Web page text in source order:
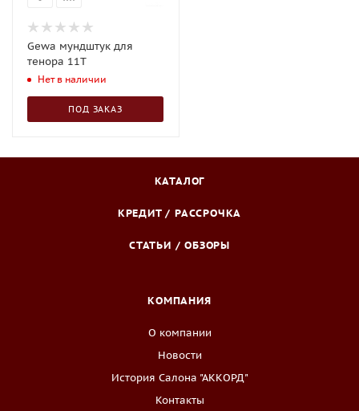
Gewa мундштук для
тенора 11Т
Нет в наличии
ПОД ЗАКАЗ
КАТАЛОГ
КРЕДИТ / РАССРОЧКА
СТАТЬИ / ОБЗОРЫ
КОМПАНИЯ
О компании
Новости
История Салона "АККОРД"
Контакты